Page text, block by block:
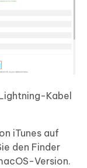
Kabel
iTunes auf
den Finder
Version.